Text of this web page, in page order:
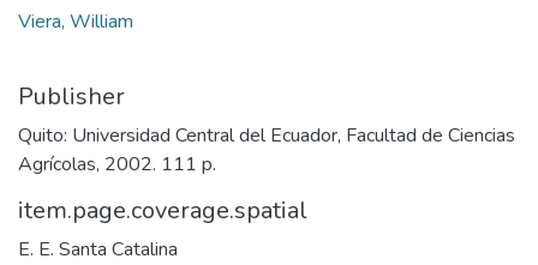
Viera, William
Publisher
Quito: Universidad Central del Ecuador, Facultad de Ciencias
Agrícolas, 2002. 111 p.
item.page.coverage.spatial
E. E. Santa Catalina